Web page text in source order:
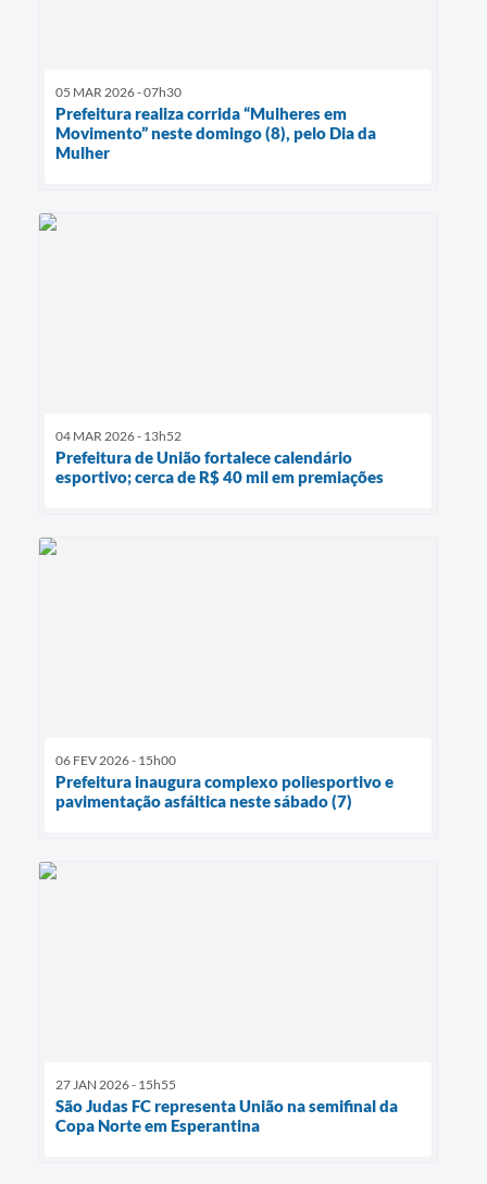
05 MAR 2026 - 07h30
Prefeitura realiza corrida “Mulheres em
Movimento” neste domingo (8), pelo Dia da
Mulher
04 MAR 2026 - 13h52
Prefeitura de União fortalece calendário
esportivo; cerca de R$ 40 mil em premiações
06 FEV 2026 - 15h00
Prefeitura inaugura complexo poliesportivo e
pavimentação asfáltica neste sábado (7)
27 JAN 2026 - 15h55
São Judas FC representa União na semifinal da
Copa Norte em Esperantina